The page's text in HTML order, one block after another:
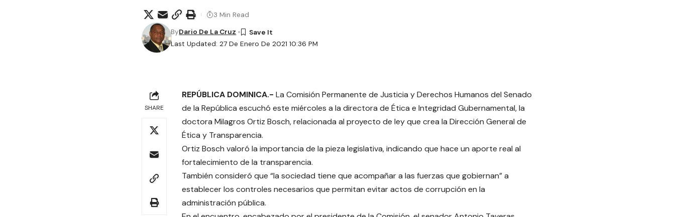
Last Updated: 27 De Enero De 2021 10:36 PM
ByDario De La Cruz
3 Min Read
SHARE
REPÚBLICA DOMINICA.- La Comisión Permanente de Justicia y Derechos Humanos del Senado
de la República escuchó este miércoles a la directora de Ética e Integridad Gubernamental, la
doctora Milagros Ortiz Bosch, relacionada al proyecto de ley que crea la Dirección General de
Ética y Transparencia.
Ortiz Bosch valoró la importancia de la pieza legislativa, indicando que hace un aporte real al
fortalecimiento de la transparencia.
También consideró que “la sociedad tiene que acompañar a las fuerzas que gobiernan” a
establecer los controles necesarios que permitan evitar actos de corrupción en la
administración pública.